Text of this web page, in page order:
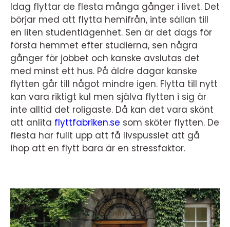
Idag flyttar de flesta många gånger i livet. Det
börjar med att flytta hemifrån, inte sällan till
en liten studentlägenhet. Sen är det dags för
första hemmet efter studierna, sen några
gånger för jobbet och kanske avslutas det
med minst ett hus. På äldre dagar kanske
flytten går till något mindre igen. Flytta till nytt
kan vara riktigt kul men själva flytten i sig är
inte alltid det roligaste. Då kan det vara skönt
att anlita flyttfabriken.se som sköter flytten. De
flesta har fullt upp att få livspusslet att gå
ihop att en flytt bara är en stressfaktor.